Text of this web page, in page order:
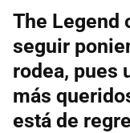
The Legend
seguir
rodea, pues
más
está de